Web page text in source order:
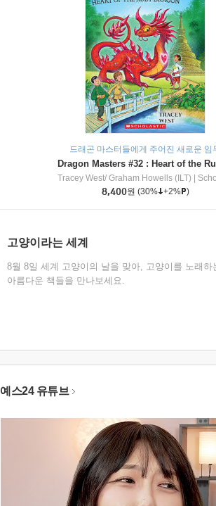
드래곤 마스터들에게 주어진 새로운 임
Tracey West/ Graham Howells (ILT)
8,400원 (30% +2% )
고양이라는 세계
8월 8일 세계 고양이의 날을 맞아, 고양이를 노래하
아름다운 책들을 만나보세요.
예스24 유튜브